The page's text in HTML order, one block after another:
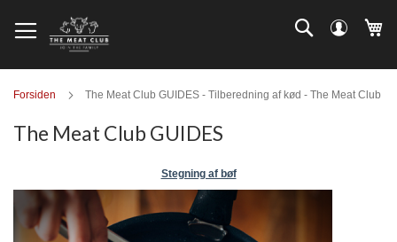
to
Content
Log
ind
Search
Forsiden The Meat Club GUIDES - Tilberedning af kød - The Meat Club
The Meat Club GUIDES
Stegning af bøf